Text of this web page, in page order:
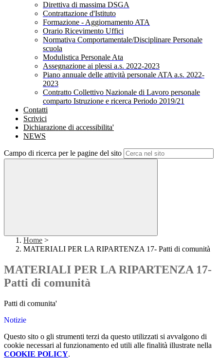
Direttiva di massima DSGA
Contrattazione d'Istituto
Formazione - Aggiornamento ATA
Orario Ricevimento Uffici
Normativa Comportamentale/Disciplinare Personale
scuola
Modulistica Personale Ata
Assegnazione ai plessi a.s. 2022-2023
Piano annuale delle attività personale ATA a.s. 2022-
2023
Contratto Collettivo Nazionale di Lavoro personale
comparto Istruzione e ricerca Periodo 2019/21
Contatti
Scrivici
Dichiarazione di accessibilita'
NEWS
Campo di ricerca per le pagine del sito
Home >
MATERIALI PER LA RIPARTENZA 17- Patti di comunità
MATERIALI PER LA RIPARTENZA 17-
Patti di comunità
Patti di comunita'
Notizie
Questo sito o gli strumenti terzi da questo utilizzati si avvalgono di
cookie necessari al funzionamento ed utili alle finalità illustrate nella
COOKIE POLICY.